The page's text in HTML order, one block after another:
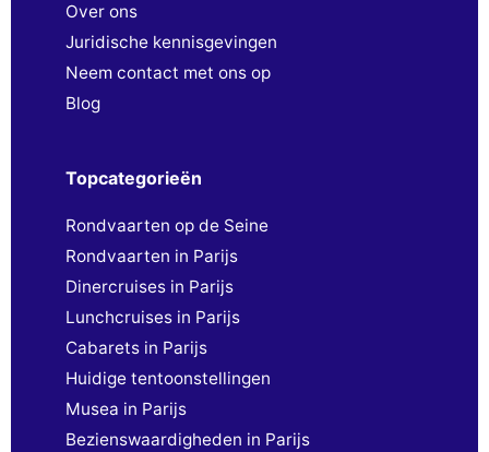
Over ons
Juridische kennisgevingen
Neem contact met ons op
Blog
Topcategorieën
Rondvaarten op de Seine
Rondvaarten in Parijs
Dinercruises in Parijs
Lunchcruises in Parijs
Cabarets in Parijs
Huidige tentoonstellingen
Musea in Parijs
Bezienswaardigheden in Parijs